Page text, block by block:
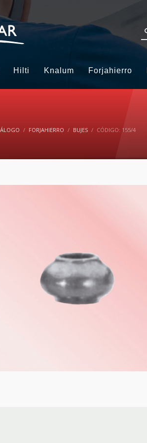
Hilti Knalum Forjahierro
FORJAHIERRO BUJES CÓDIGO: 155/4